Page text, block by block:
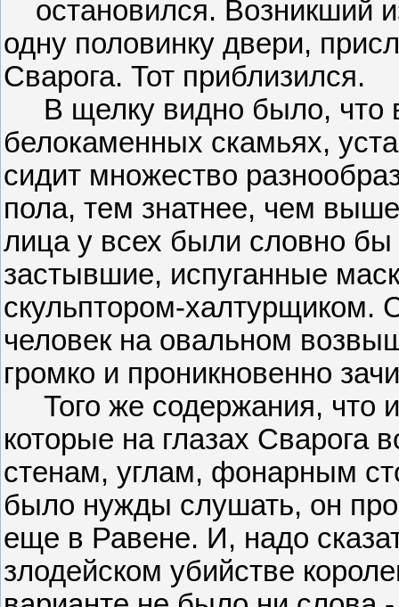
остановился. Возникший
одну половинку двери,
Сварога. Тот приблизился.
В щелку видно было, что
белокаменных скамьях,
сидит множество
пола, тем знатнее, чем
лица у всех были словно
застывшие, испуганные
скульптором-халтурщиком.
человек на овальном
громко и проникновенно
Того же содержания, что
которые на глазах Сварога
стенам, углам, фонарным
было нужды слушать, он
еще в Равене. И, надо
злодейском убийстве